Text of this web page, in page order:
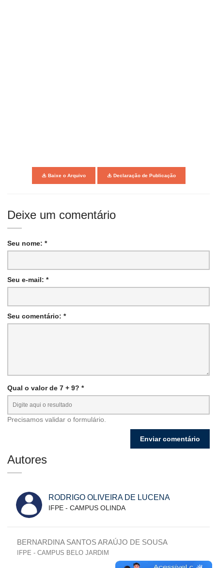
Baixe o Arquivo Declaração de Publicação
Deixe um comentário
Seu nome: *
Seu e-mail: *
Seu comentário: *
Qual o valor de 7 + 9? *
Precisamos validar o formulário.
Autores
RODRIGO OLIVEIRA DE LUCENA
IFPE - CAMPUS OLINDA
BERNARDINA SANTOS ARAÚJO DE SOUSA
IFPE - CAMPUS BELO JARDIM